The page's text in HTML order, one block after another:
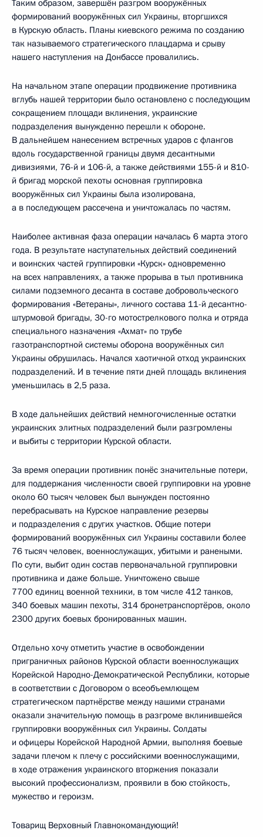
Таким образом, завершён разгром вооружённых
формирований вооружённых сил Украины, вторгшихся
в Курскую область. Планы киевского режима по созданию
так называемого стратегического плацдарма и срыву
нашего наступления на Донбассе провалились.
На начальном этапе операции продвижение противника
вглубь нашей территории было остановлено с последующим
сокращением площади вклинения, украинские
подразделения вынужденно перешли к обороне.
В дальнейшем нанесением встречных ударов с флангов
вдоль государственной границы двумя десантными
дивизиями, 76-й и 106-й, а также действиями 155-й и 810-
й бригад морской пехоты основная группировка
вооружённых сил Украины была изолирована,
а в последующем рассечена и уничтожалась по частям.
Наиболее активная фаза операции началась 6 марта этого
года. В результате наступательных действий соединений
и воинских частей группировки «Курск» одновременно
на всех направлениях, а также прорыва в тыл противника
силами подземного десанта в составе добровольческого
формирования «Ветераны», личного состава 11-й десантно-
штурмовой бригады, 30-го мотострелкового полка и отряда
специального назначения «Ахмат» по трубе
газотранспортной системы оборона вооружённых сил
Украины обрушилась. Начался хаотичной отход украинских
подразделений. И в течение пяти дней площадь вклинения
уменьшилась в 2,5 раза.
В ходе дальнейших действий немногочисленные остатки
украинских элитных подразделений были разгромлены
и выбиты с территории Курской области.
За время операции противник понёс значительные потери,
для поддержания численности своей группировки на уровне
около 60 тысяч человек был вынужден постоянно
перебрасывать на Курское направление резервы
и подразделения с других участков. Общие потери
формирований вооружённых сил Украины составили более
76 тысяч человек, военнослужащих, убитыми и ранеными.
По сути, выбит один состав первоначальной группировки
противника и даже больше. Уничтожено свыше
7700 единиц военной техники, в том числе 412 танков,
340 боевых машин пехоты, 314 бронетранспортёров, около
2300 других боевых бронированных машин.
Отдельно хочу отметить участие в освобождении
приграничных районов Курской области военнослужащих
Корейской Народно-Демократической Республики, которые
в соответствии с Договором о всеобъемлющем
стратегическом партнёрстве между нашими странами
оказали значительную помощь в разгроме вклинившейся
группировки вооружённых сил Украины. Солдаты
и офицеры Корейской Народной Армии, выполняя боевые
задачи плечом к плечу с российскими военнослужащими,
в ходе отражения украинского вторжения показали
высокий профессионализм, проявили в бою стойкость,
мужество и героизм.
Товарищ Верховный Главнокомандующий!